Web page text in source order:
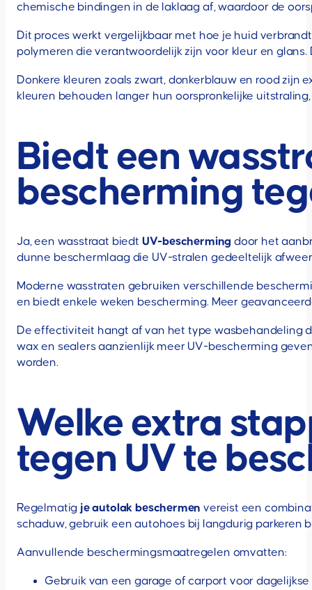
chemische bindingen in de laklaag af, waardoor de
Dit proces werkt vergelijkbaar met hoe je huid
polymeren die verantwoordelijk zijn voor kleur en
Donkere kleuren zoals zwart, donkerblauw en rood
kleuren behouden langer hun oorspronkelijke
Biedt een
bescherming
Ja, een wasstraat biedt UV-bescherming door het
dunne beschermlaag die UV-stralen gedeeltelijk
Moderne wasstraten gebruiken verschillende
en biedt enkele weken bescherming. Meer
De effectiviteit hangt af van het type wasbehandeling
wax en sealers aanzienlijk meer UV-bescherming
worden.
Welke extra
tegen UV te
Regelmatig je autolak beschermen vereist een
schaduw, gebruik een autohoes bij langdurig parkeren
Aanvullende beschermingsmaatregelen omvatten:
Gebruik van een garage of carport voor